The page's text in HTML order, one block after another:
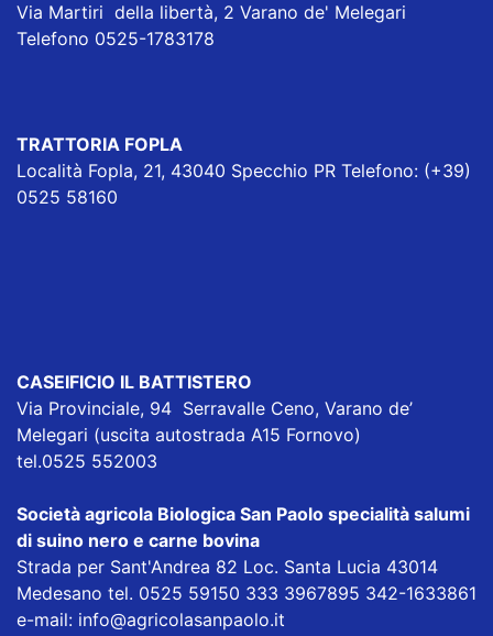
Via Martiri della libertà, 2 Varano de' Melegari
Telefono 0525-1783178
TRATTORIA FOPLA
Località Fopla, 21, 43040 Specchio PR Telefono: (+39)
0525 58160
CASEIFICIO IL BATTISTERO
Via Provinciale, 94 Serravalle Ceno, Varano de’
Melegari (uscita autostrada A15 Fornovo)
tel.0525 552003
Società agricola Biologica San Paolo specialità salumi
di suino nero e carne bovina
Strada per Sant'Andrea 82 Loc. Santa Lucia 43014
Medesano tel. 0525 59150 333 3967895 342-1633861
e-mail: info@agricolasanpaolo.it